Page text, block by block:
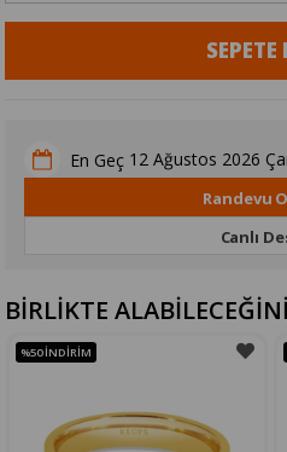
En Geç 12 Ağustos 2026
Randevu
Canlı
BİRLİKTE
%50 İNDIRIM